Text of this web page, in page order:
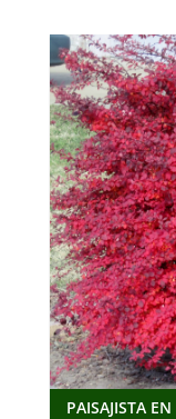
PAISAJISTA